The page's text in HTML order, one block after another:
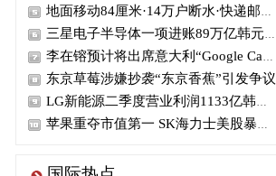
地面移动84厘米·14万户断水·快递邮政停摆...熊本陷入瘫痪
三星电子半导体一项进账89万亿韩元....刷新最高季度业绩
李在镕预计将出席意大利“Google Camp” 加快AI合作
东京草莓涉嫌抄袭“东京香蕉”引发争议
LG新能源二季度营业利润1133亿韩元 同比下降77%
苹果重夺市值第一 SK海力士美股暴跌...AI与中国扩产加剧芯片变数